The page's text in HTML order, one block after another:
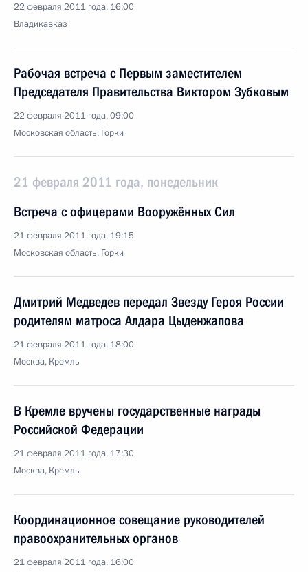
22 февраля 2011 года, 16:00
Владикавказ
Рабочая встреча с Первым заместителем
Председателя Правительства Виктором Зубковым
22 февраля 2011 года, 09:00
Московская область, Горки
21 февраля 2011 года, понедельник
Встреча с офицерами Вооружённых Сил
21 февраля 2011 года, 19:15
Московская область, Горки
Дмитрий Медведев передал Звезду Героя России
родителям матроса Алдара Цыденжапова
21 февраля 2011 года, 18:00
Москва, Кремль
В Кремле вручены государственные награды
Российской Федерации
21 февраля 2011 года, 17:30
Москва, Кремль
Координационное совещание руководителей
правоохранительных органов
21 февраля 2011 года, 16:00